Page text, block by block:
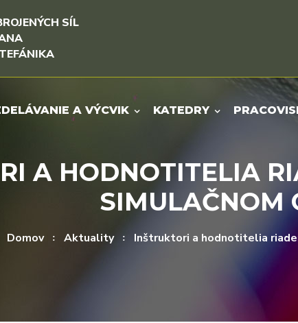
SÍL
A VÝCVIK KATEDRY
A HODNOTITELIA
SIMULAČNOM
Domov Aktuality Inštruktori a hodnotitelia